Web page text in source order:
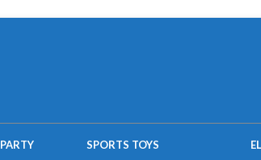
SPORTS TOYS
PARTY